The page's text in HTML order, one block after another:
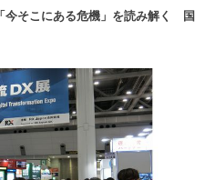
今そこにある危機」を読み解く 国